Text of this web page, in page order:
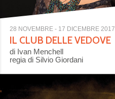
28 NOVEMBRE - 17 DICEMBRE 2017
IL CLUB DELLE VEDOVE
di Ivan Menchell
regia di Silvio Giordani